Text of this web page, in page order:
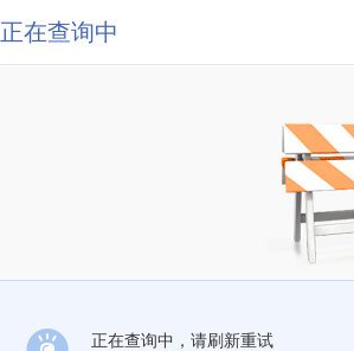
正在查询中
正在查询中，请刷新重试